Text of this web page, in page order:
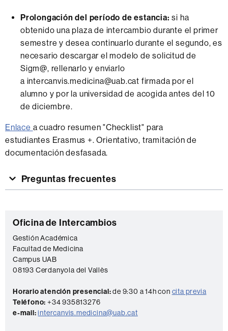
Prolongación del período de estancia: si ha
obtenido una plaza de intercambio durante el primer
semestre y desea continuarlo durante el segundo, es
necesario descargar el modelo de solicitud de
Sigm@, rellenarlo y enviarlo
a intercanvis.medicina@uab.cat firmada por el
alumno y por la universidad de acogida antes del 10
de diciembre.
Enlace a cuadro resumen "Checklist" para
estudiantes Erasmus +. Orientativo, tramitación de
documentación desfasada.
Preguntas frecuentes
Información
complementaria
C
o
n
t
c
t
Oficina de Intercambios
Gestión Académica
Facultad de Medicina
Campus UAB
08193 Cerdanyola del Vallès
Horario atención presencial:de 9:30 a 14h con cita previa
Teléfono: +34 935813276
e-mail: intercanvis.medicina@uab.cat